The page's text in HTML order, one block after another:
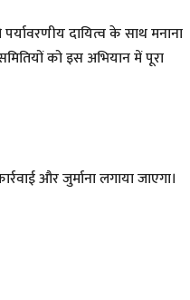
दायित्व के साथ मनाना
को इस अभियान में पूरा
और जुर्माना लगाया जाएगा।